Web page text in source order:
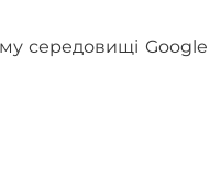
середовищі Google